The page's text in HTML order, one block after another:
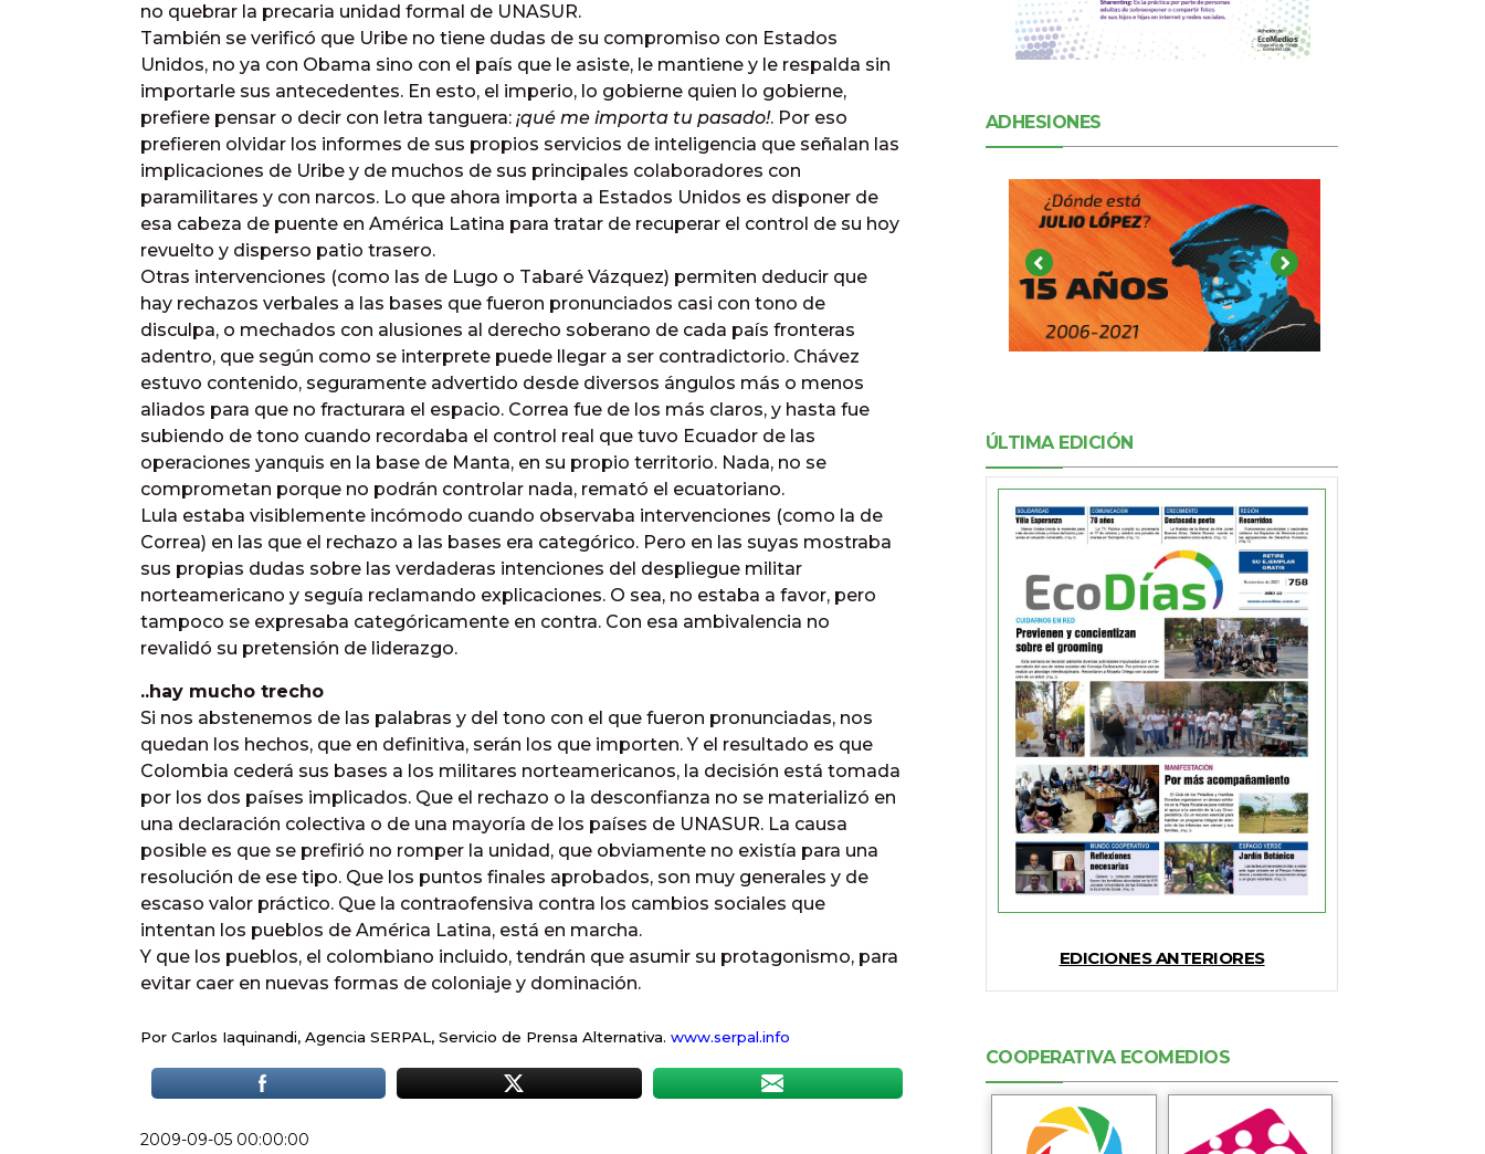
no quebrar la precaria unidad formal de UNASUR.
También se verificó que Uribe no tiene dudas de su compromiso con Estados
Unidos, no ya con Obama sino con el país que le asiste, le mantiene y le respalda sin
importarle sus antecedentes. En esto, el imperio, lo gobierne quien lo gobierne,
prefiere pensar o decir con letra tanguera:  ¡qué me importa tu pasado!. Por eso
prefieren olvidar los informes de sus propios servicios de inteligencia que señalan las
implicaciones de Uribe y de muchos de sus principales colaboradores con
paramilitares y con narcos. Lo que ahora importa a Estados Unidos es disponer de
esa cabeza de puente en América Latina para tratar de recuperar el control de su hoy
revuelto y disperso patio trasero.
Otras intervenciones (como las de Lugo o Tabaré Vázquez) permiten deducir que
hay rechazos verbales a las bases que fueron pronunciados casi con tono de
disculpa, o mechados con alusiones al derecho soberano de cada país fronteras
adentro, que según como se interprete puede llegar a ser contradictorio. Chávez
estuvo contenido, seguramente advertido desde diversos ángulos más o menos
aliados para que no fracturara el espacio. Correa fue de los más claros, y hasta fue
subiendo de tono cuando recordaba el control real que tuvo Ecuador de las
operaciones yanquis en la base de Manta, en su propio territorio. Nada, no se
comprometan porque no podrán controlar nada, remató el ecuatoriano.
Lula estaba visiblemente incómodo cuando observaba intervenciones (como la de
Correa) en las que el rechazo a las bases era categórico. Pero en las suyas mostraba
sus propias dudas sobre las verdaderas intenciones del despliegue militar
norteamericano y seguía reclamando explicaciones. O sea, no estaba a favor, pero
tampoco se expresaba categóricamente en contra. Con esa ambivalencia no
revalidó su pretensión de liderazgo.
..hay mucho trecho
Si nos abstenemos de las palabras y del tono con el que fueron pronunciadas, nos
quedan los hechos, que en definitiva, serán los que importen. Y el resultado es que
Colombia cederá sus bases a los militares norteamericanos, la decisión está tomada
por los dos países implicados. Que el rechazo o la desconfianza no se materializó en
una declaración colectiva o de una mayoría de los países de UNASUR. La causa
posible es que se prefirió no romper la unidad, que obviamente no existía para una
resolución de ese tipo. Que los puntos finales aprobados, son muy generales y de
escaso valor práctico. Que la contraofensiva contra los cambios sociales que
intentan los pueblos de América Latina, está en marcha.
Y que los pueblos, el colombiano incluido, tendrán que asumir su protagonismo, para
evitar caer en nuevas formas de coloniaje y dominación.
Por Carlos Iaquinandi, Agencia SERPAL, Servicio de Prensa Alternativa. www.serpal.info
2009-09-05 00:00:00
ADHESIONES
ÚLTIMA EDICIÓN
EDICIONES ANTERIORES
COOPERATIVA ECOMEDIOS